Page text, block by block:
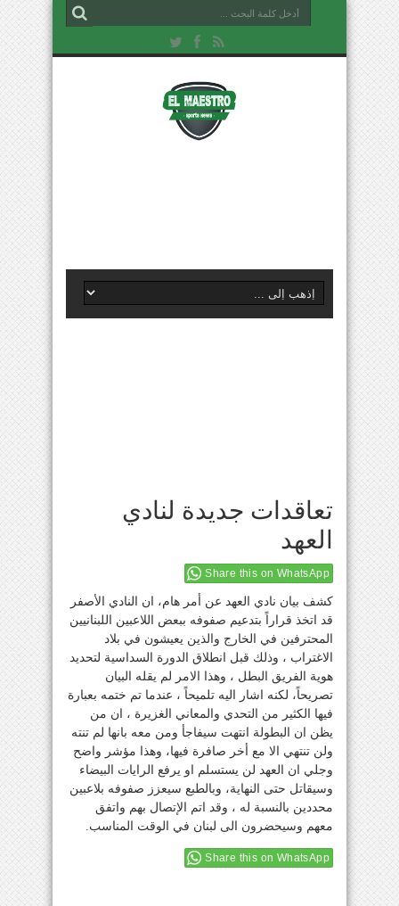
تعاقدات جديدة لنادي
العهد
Share this on WhatsApp
كشف بيان نادي العهد عن أمر هام، ان النادي الأصفر
قد اتخذ قراراً بتدعيم صفوفه ببعض اللاعبين اللبنانيين
المحترفين في الخارج والذين يعيشون في بلاد
الاغتراب ، وذلك قبل انطلاق الدورة السداسية لتحديد
هوية الفريق البطل ، وهذا الامر لم يقله البيان
تصريحاً، لكنه اشار اليه تلميحاً ، عندما تم ختمه بعبارة
فيها الكثير من التحدي والمعاني الغزيرة ، ان من
يظن ان البطولة انتهت سيفاجأ ومن معه بانها لم تنته
ولن تنتهي الا مع أخر صافرة فيها، وهذا مؤشر واضح
وجلي ان العهد لن يستسلم او يرفع الرايات البيضاء
وسيقاتل حتى النهاية، وبالطبع سيعزز صفوفه بلاعبين
محددين بالنسبة له ، وقد اتم الإتصال بهم واتفق
معهم وسيحضرون الى لبنان في الوقت المناسب.
Share this on WhatsApp